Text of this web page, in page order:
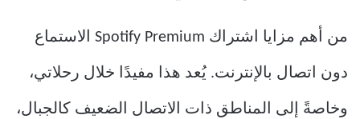
من أهم مزايا اشتراك Spotify Premium الاستماع
دون اتصال بالإنترنت. يُعد هذا مفيدًا خلال رحلاتي،
وخاصةً إلى المناطق ذات الاتصال الضعيف كالجبال،